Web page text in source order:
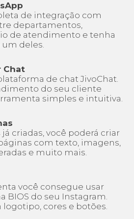
de integração com
departamentos,
de atendimento e tenha
um deles.
Chat
de chat JivoChat.
do seu cliente
simples e intuitiva.
criadas, você poderá criar
com texto, imagens,
e muito mais.
você consegue usar
BIOS do seu Instagram.
cores e botões.